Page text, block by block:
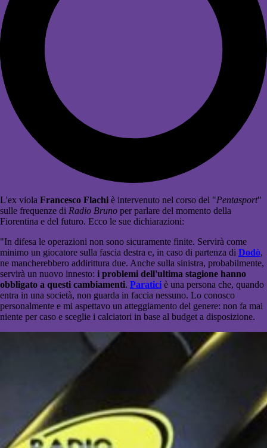
L'ex viola Francesco Flachi è intervenuto nel corso del "Pentasport"
sulle frequenze di Radio Bruno per parlare del momento della
Fiorentina e del futuro. Ecco le sue dichiarazioni:
"In difesa le operazioni non sono sicuramente finite. Servirà come
minimo un giocatore sulla fascia destra e, in caso di partenza di Dodò,
ne mancherebbero addirittura due. Anche sulla sinistra, probabilmente,
servirà un nuovo innesto: i problemi dell'ultima stagione hanno
obbligato a questi cambiamenti. Paratici è una persona che, quando
entra in una società, non guarda in faccia nessuno. Lo conosco
personalmente e mi aspettavo un atteggiamento del genere: non fa mai
niente per caso e sceglie i calciatori in base al budget a disposizione.